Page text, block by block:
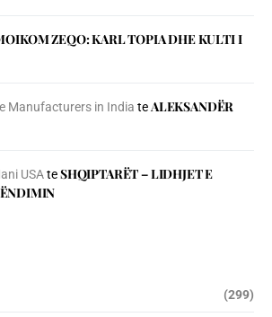
ZEQO: KARL TOPIA DHE KULTI I
Manufacturers in India teALEKSANDËR
USAteSHQIPTARËT – LIDHJET E
(299)